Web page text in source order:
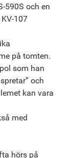
590S och en
107
på tomten.
som han
och
kan vara
med
hörs på